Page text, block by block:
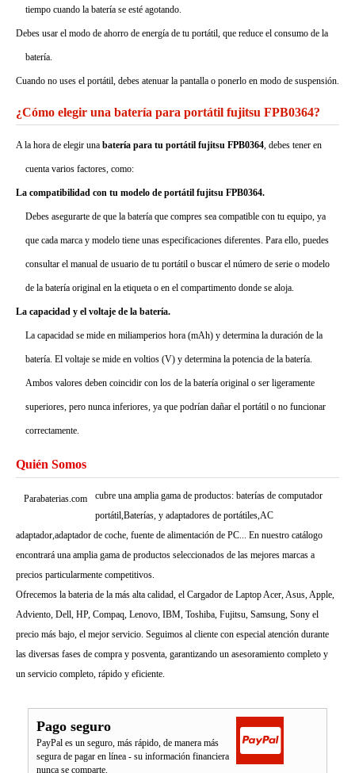
tiempo cuando la batería se esté agotando.
Debes usar el modo de ahorro de energía de tu portátil, que reduce el consumo de la
batería.
Cuando no uses el portátil, debes atenuar la pantalla o ponerlo en modo de suspensión.
¿Cómo elegir una batería para portátil fujitsu FPB0364?
A la hora de elegir una batería para tu portátil fujitsu FPB0364, debes tener en
cuenta varios factores, como:
La compatibilidad con tu modelo de portátil fujitsu FPB0364.
Debes asegurarte de que la batería que compres sea compatible con tu equipo, ya
que cada marca y modelo tiene unas especificaciones diferentes. Para ello, puedes
consultar el manual de usuario de tu portátil o buscar el número de serie o modelo
de la batería original en la etiqueta o en el compartimento donde se aloja.
La capacidad y el voltaje de la batería.
La capacidad se mide en miliamperios hora (mAh) y determina la duración de la
batería. El voltaje se mide en voltios (V) y determina la potencia de la batería.
Ambos valores deben coincidir con los de la batería original o ser ligeramente
superiores, pero nunca inferiores, ya que podrían dañar el portátil o no funcionar
correctamente.
Quién Somos
Parabaterias.com
cubre una amplia gama de productos: baterías de computador
portátil,Baterías, y adaptadores de portátiles,AC
adaptador,adaptador de coche, fuente de alimentación de PC... En nuestro catálogo
encontrará una amplia gama de productos seleccionados de las mejores marcas a
precios particularmente competitivos.
Ofrecemos la bateria de la más alta calidad, el Cargador de Laptop Acer, Asus, Apple,
Adviento, Dell, HP, Compaq, Lenovo, IBM, Toshiba, Fujitsu, Samsung, Sony el
precio más bajo, el mejor servicio. Seguimos al cliente con especial atención durante
las diversas fases de compra y posventa, garantizando un asesoramiento completo y
un servicio completo, rápido y eficiente.
Pago seguro
PayPal es un seguro, más rápido, de manera más
segura de pagar en línea - su información financiera
nunca se comparte.